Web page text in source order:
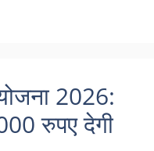
2026:
रुपए देगी